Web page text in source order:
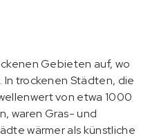
Gebieten auf, wo
In trockenen Städten, die
von etwa 1000
waren Gras- und
wärmer als künstliche